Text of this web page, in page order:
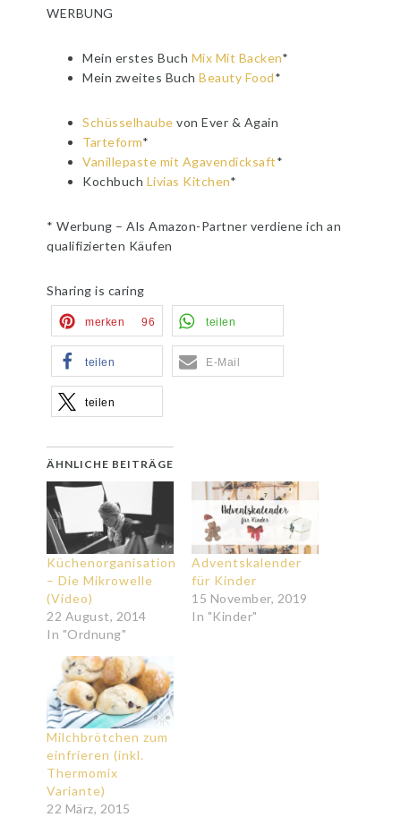
WERBUNG
Mein erstes Buch Mix Mit Backen*
Mein zweites BuchBeauty Food*
Schüsselhaube von Ever & Again
Tarteform*
Vanillepaste mit Agavendicksaft*
Kochbuch Livias Kitchen*
* Werbung – Als Amazon-Partner verdiene ich an
qualifizierten Käufen
Sharing is caring
merken 96 teilen
teilen E-Mail
teilen
ÄHNLICHE BEITRÄGE
Küchenorganisation
– Die Mikrowelle
(Video)
22 August, 2014
In "Ordnung"
Adventskalender
für Kinder
15 November, 2019
In "Kinder"
Milchbrötchen zum
einfrieren (inkl.
Thermomix
Variante)
22 März, 2015